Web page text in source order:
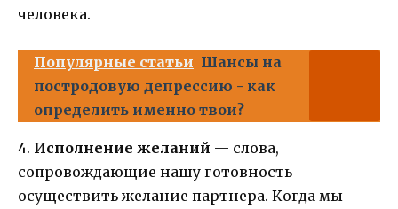
человека.
Популярные статьи Шансы на
постродовую депрессию - как
определить именно твои?
4. Исполнение желаний — слова,
сопровождающие нашу готовность
осуществить желание партнера. Когда мы